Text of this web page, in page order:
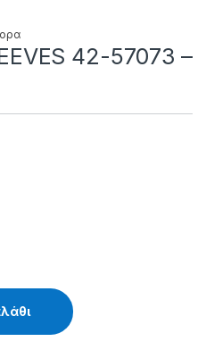
42-57073 –
- 38.61.14.525 quantity